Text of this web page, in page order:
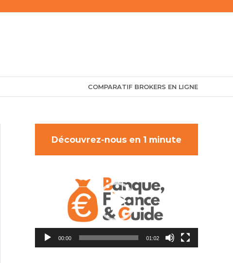
COMPARATIF BROKERS EN LIGNE
Découvrez-nous en 1 minute
00:00 01:02